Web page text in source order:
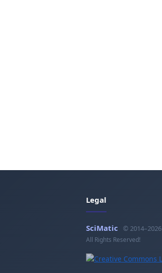
Legal
SciMatic © 2014–2026
All Rights Reserved!